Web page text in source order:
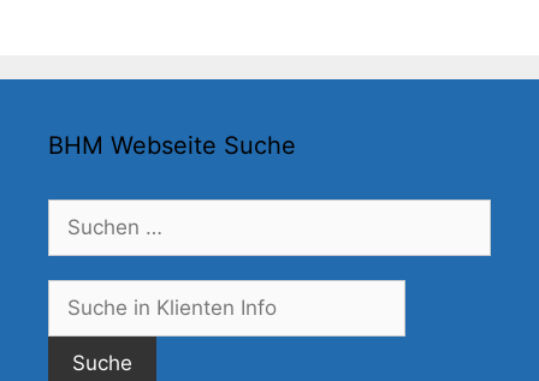
BHM Webseite Suche
Suchen
nach: